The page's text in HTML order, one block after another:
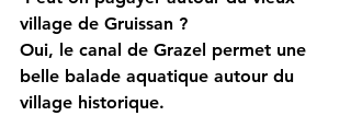
village de Gruissan ?
Oui, le canal de Grazel permet une
belle balade aquatique autour du
village historique.